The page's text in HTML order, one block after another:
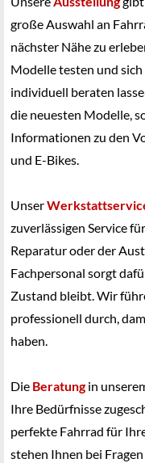
große Auswahl an
nächster Nähe zu
Modelle testen und
individuell beraten
die neuesten Modelle,
Informationen zu den
und E-Bikes.
Unser
zuverlässigen Service
Reparatur oder der
Fachpersonal sorgt
Zustand bleibt. Wir
professionell durch,
haben.
Die Beratungin
Ihre Bedürfnisse
perfekte Fahrrad für
stehen Ihnen bei